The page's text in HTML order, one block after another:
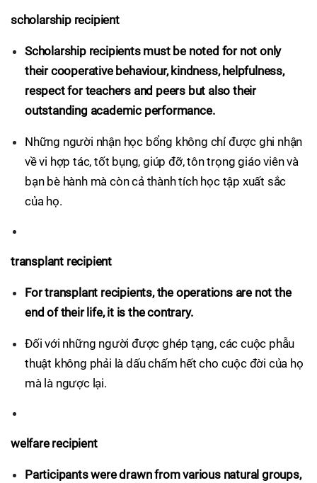
scholarship recipient
Scholarship recipients must be noted for not only
their cooperative behaviour, kindness, helpfulness,
respect for teachers and peers but also their
outstanding academic performance.
Những người nhận học bổng không chỉ được ghi nhận
về vi hợp tác, tốt bụng, giúp đỡ, tôn trọng giáo viên và
bạn bè hành mà còn cả thành tích học tập xuất sắc
của họ.
transplant recipient
For transplant recipients, the operations are not the
end of their life, it is the contrary.
Đối với những người được ghép tạng, các cuộc phẫu
thuật không phải là dấu chấm hết cho cuộc đời của họ
mà là ngược lại.
welfare recipient
Participants were drawn from various natural groups,